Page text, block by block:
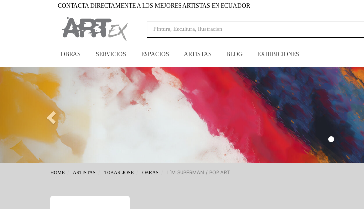
CONTACTA DIRECTAMENTE A LOS MEJORES ARTISTAS EN ECUADOR
OBRAS SERVICIOS ESPACIOS ARTISTAS BLOG EXHIBICIONES
Previous
HOME ARTISTAS TOBAR JOSE OBRAS I´M SUPERMAN / POP ART